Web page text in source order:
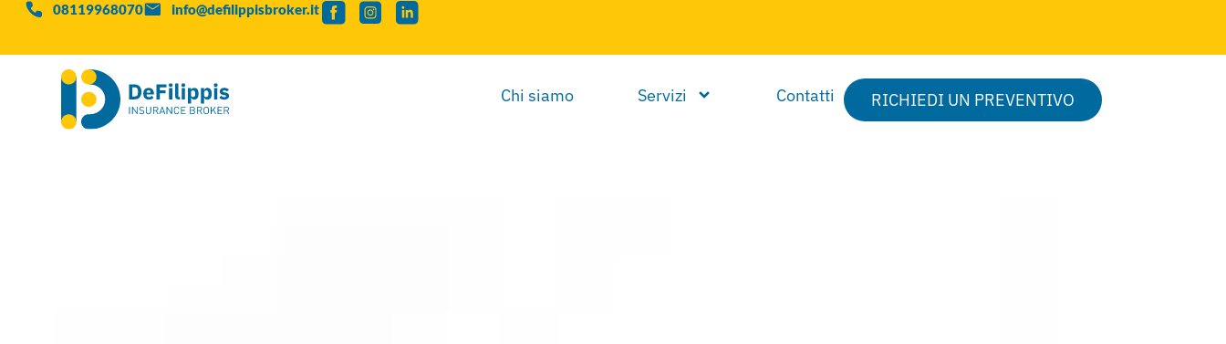
08119968070 info@defilippisbroker.it
Chi siamo Servizi Contatti RICHIEDI UN PREVENTIVO